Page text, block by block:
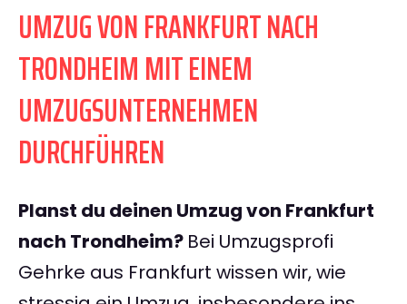
UMZUG VON FRANKFURT NACH
TRONDHEIM MIT EINEM
UMZUGSUNTERNEHMEN
DURCHFÜHREN
Planst du deinen Umzug von Frankfurt
nach Trondheim? Bei Umzugsprofi
Gehrke aus Frankfurt wissen wir, wie